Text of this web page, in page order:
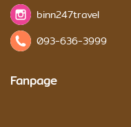
binn247travel
093-636-3999
Fanpage